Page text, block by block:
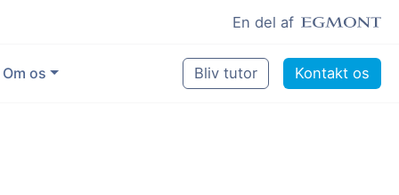
En del af
Om os Bliv tutor Kontakt os